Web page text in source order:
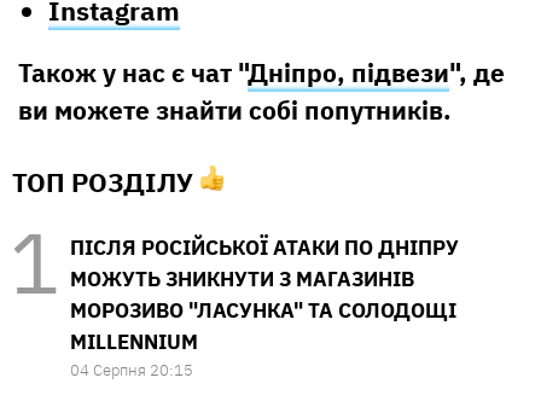
Instagram
Також у нас є чат "Дніпро, підвези", де
ви можете знайти собі попутників.
ТОП РОЗДІЛУ
ПІСЛЯ РОСІЙСЬКОЇ АТАКИ ПО ДНІПРУ
МОЖУТЬ ЗНИКНУТИ З МАГАЗИНІВ
МОРОЗИВО "ЛАСУНКА" ТА СОЛОДОЩІ
MILLENNIUM
04 Серпня 20:15